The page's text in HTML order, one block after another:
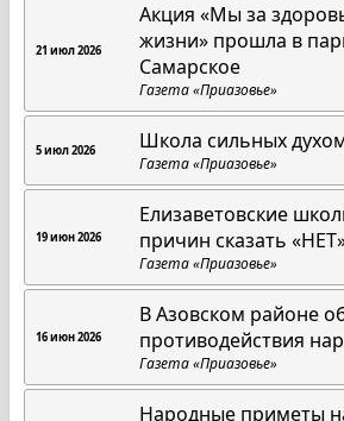
21 июл 2026
Акция «Мы за
жизни» прошла в
Самарское
Газета «Приазовье»
5 июл 2026 Школа сильных
Газета «Приазовье»
19 июн 2026
Елизаветовские
причин сказать
Газета «Приазовье»
16 июн 2026
В Азовском районе
противодействия
Газета «Приазовье»
Народные приметы